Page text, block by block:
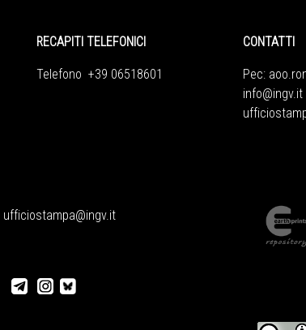
RECAPITI TELEFONICI
Telefono +39 06518601
CONTATTI
Pec:
info@ingv.it
ufficiostampa@ingv.it